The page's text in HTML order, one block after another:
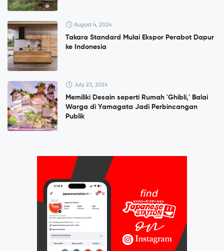
August 4, 2024
Takara Standard Mulai Ekspor Perabot Dapur
ke Indonesia
July 23, 2024
Memiliki Desain seperti Rumah 'Ghibli,' Balai
Warga di Yamagata Jadi Perbincangan
Publik